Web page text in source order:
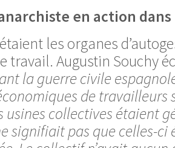
en action
les organes
travail. Augustin Souchy
la guerre civile
de travailleurs
usines collectives étaient
signifiait pas que celles-ci